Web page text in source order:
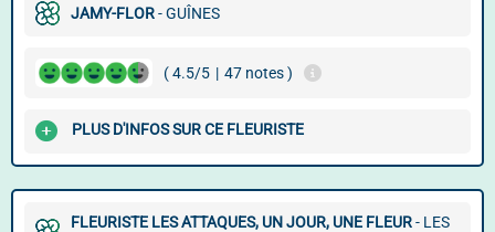
JAMY-FLOR- GUÎNES
( 4.5/5 | 47 notes )
PLUS D'INFOS SUR CE FLEURISTE
FLEURISTE LES ATTAQUES, UN JOUR, UNE FLEUR- LES